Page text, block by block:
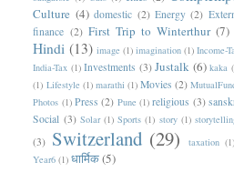
Culture (4) domestic (2) Energy (2)
finance (2) First Trip to Winterthur (7)
Hindi (13) image (1) imagination (1) Income-
India-Tax (1) Investments (3) Justalk (6) kaka
(1) Lifestyle (1) marathi (1) Movies (2)
Photos (1) Press (2) Pune (1) religious (3)
Social (3) Solar (1) Sports (1) story (1)
(3) Switzerland (29) taxation (1)
Year6 (1) धार्मिक(5)